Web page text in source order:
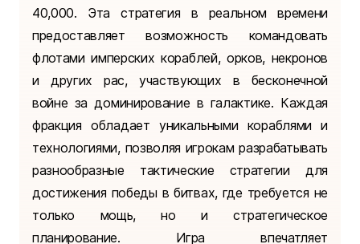
40,000. Эта стратегия в реальном времени
предоставляет возможность командовать
флотами имперских кораблей, орков, некронов
и других рас, участвующих в бесконечной
войне за доминирование в галактике. Каждая
фракция обладает уникальными кораблями и
технологиями, позволяя игрокам разрабатывать
разнообразные тактические стратегии для
достижения победы в битвах, где требуется не
только мощь, но и стратегическое
планирование. Игра впечатляет